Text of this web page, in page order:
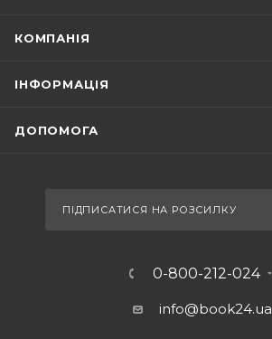
КОМПАНІЯ
ІНФОРМАЦІЯ
ДОПОМОГА
ПІДПИСАТИСЯ НА РОЗСИЛКУ
0-800-212-024
info@book24.ua